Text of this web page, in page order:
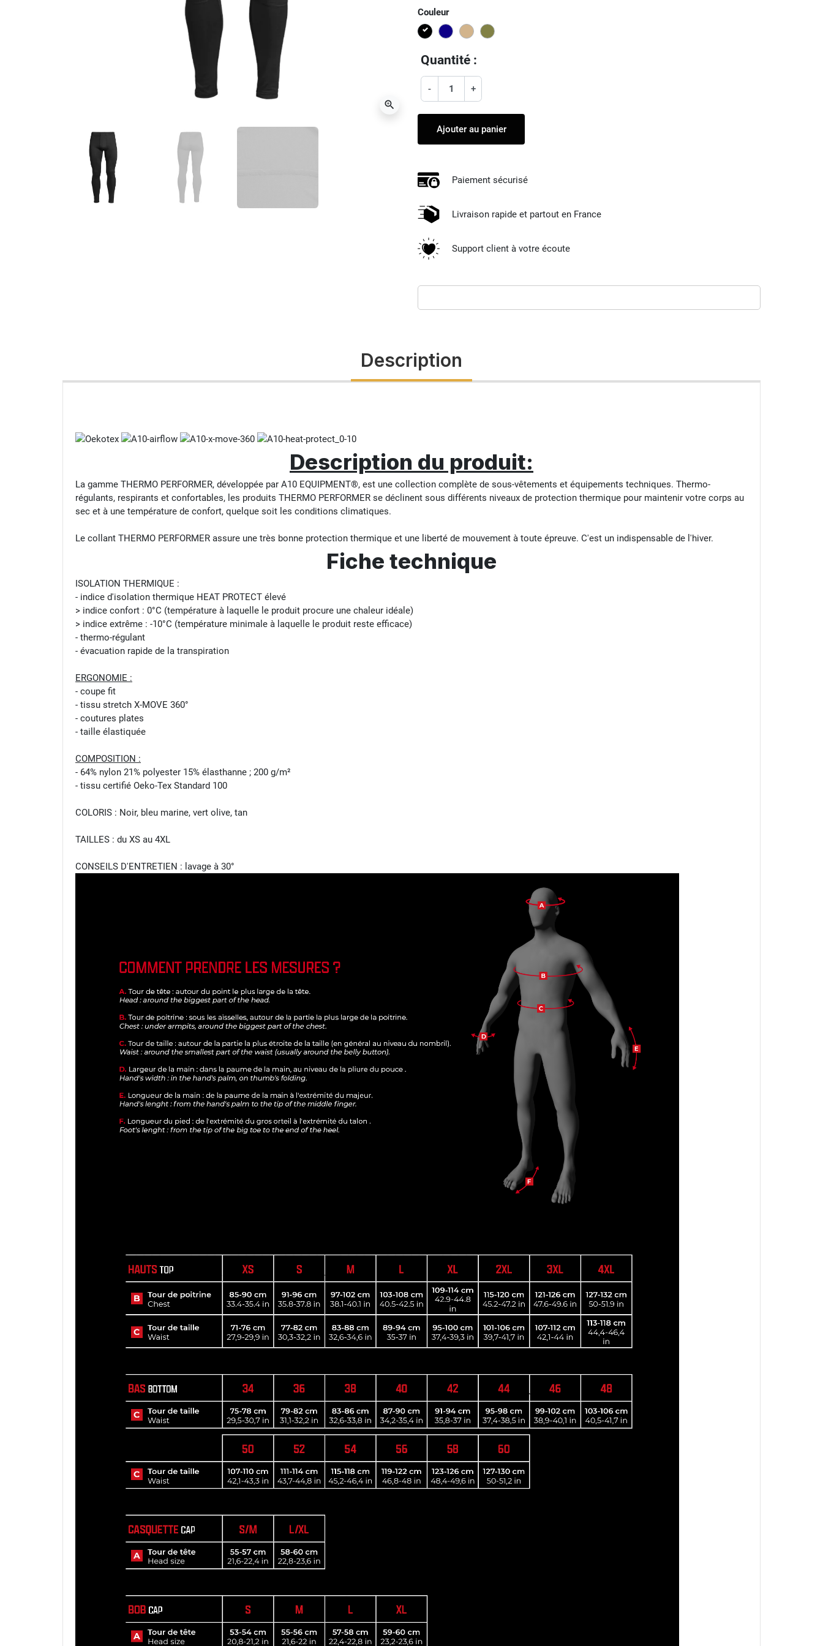
zoom_in
Couleur
Noir
Bleu TAN VERT OLIVE
Quantité :
- +
Ajouter au panier
Paiement sécurisé
Livraison rapide et partout en France
Support client à votre écoute
Description
Description du produit:
La gamme THERMO PERFORMER, développée par A10 EQUIPMENT®, est une collection complète de sous-vêtements et équipements techniques. Thermo-
régulants, respirants et confortables, les produits THERMO PERFORMER se déclinent sous différents niveaux de protection thermique pour maintenir votre corps au
sec et à une température de confort, quelque soit les conditions climatiques.
Le collant THERMO PERFORMER assure une très bonne protection thermique et une liberté de mouvement à toute épreuve. C'est un indispensable de l'hiver.
Fiche technique
ISOLATION THERMIQUE :
- indice d'isolation thermique HEAT PROTECT élevé
> indice confort : 0°C (température à laquelle le produit procure une chaleur idéale)
> indice extrême : -10°C (température minimale à laquelle le produit reste efficace)
- thermo-régulant
- évacuation rapide de la transpiration
ERGONOMIE :
- coupe fit
- tissu stretch X-MOVE 360°
- coutures plates
- taille élastiquée
COMPOSITION :
- 64% nylon 21% polyester 15% élasthanne ; 200 g/m²
- tissu certifié Oeko-Tex Standard 100
COLORIS : Noir, bleu marine, vert olive, tan
TAILLES : du XS au 4XL
CONSEILS D'ENTRETIEN : lavage à 30°